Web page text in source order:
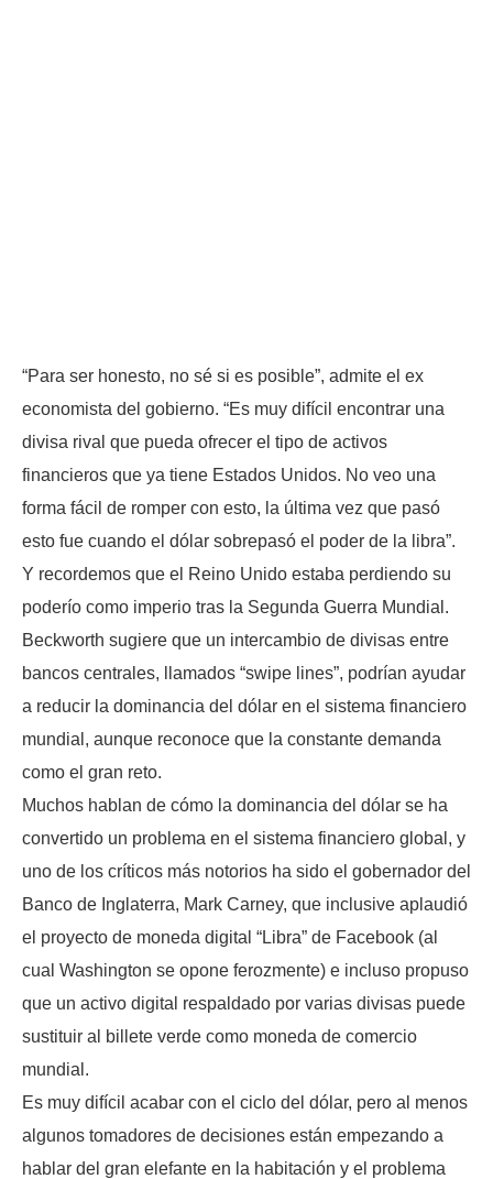
“Para ser honesto, no sé si es posible”, admite el ex
economista del gobierno. “Es muy difícil encontrar una
divisa rival que pueda ofrecer el tipo de activos
financieros que ya tiene Estados Unidos. No veo una
forma fácil de romper con esto, la última vez que pasó
esto fue cuando el dólar sobrepasó el poder de la libra”.
Y recordemos que el Reino Unido estaba perdiendo su
poderío como imperio tras la Segunda Guerra Mundial.
Beckworth sugiere que un intercambio de divisas entre
bancos centrales, llamados “swipe lines”, podrían ayudar
a reducir la dominancia del dólar en el sistema financiero
mundial, aunque reconoce que la constante demanda
como el gran reto.
Muchos hablan de cómo la dominancia del dólar se ha
convertido un problema en el sistema financiero global, y
uno de los críticos más notorios ha sido el gobernador del
Banco de Inglaterra, Mark Carney, que inclusive aplaudió
el proyecto de moneda digital “Libra” de Facebook (al
cual Washington se opone ferozmente) e incluso propuso
que un activo digital respaldado por varias divisas puede
sustituir al billete verde como moneda de comercio
mundial.
Es muy difícil acabar con el ciclo del dólar, pero al menos
algunos tomadores de decisiones están empezando a
hablar del gran elefante en la habitación y el problema